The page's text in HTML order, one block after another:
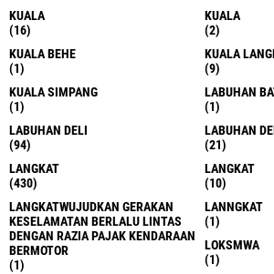
KUALA
(16)
KUALA
(2)
KUALA BEHE
(1)
KUALA
(9)
KUALA SIMPANG
(1)
LABUHAN
(1)
LABUHAN DELI
(94)
LABUHAN
(21)
LANGKAT
(430)
LANGKAT
(10)
LANGKATWUJUDKAN GERAKAN
KESELAMATAN BERLALU LINTAS
DENGAN RAZIA PAJAK KENDARAAN
BERMOTOR
(1)
LANNGKAT
(1)
LOKSMWA
(1)